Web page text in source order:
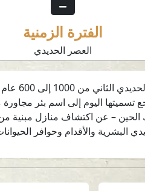
الفترة الزمنية
العصر الحديدي
الحين – عن اكتشاف منازل
البشرية والأقدام وحوافر